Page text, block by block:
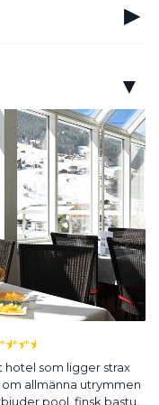
★★★
som ligger strax
allmänna utrymmen
pool, finsk bastu,